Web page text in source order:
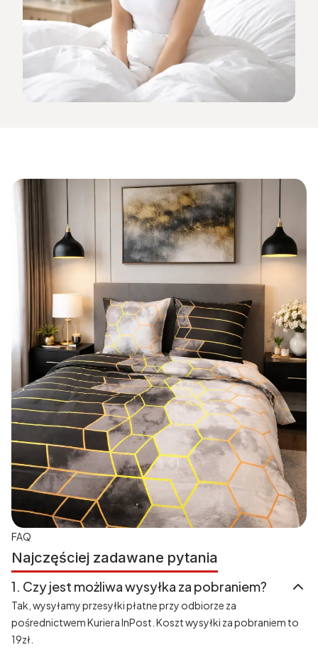
FAQ
Najczęściej zadawane pytania
1. Czy jest możliwa wysyłka za pobraniem?
Tak, wysyłamy przesyłki płatne przy odbiorze za
pośrednictwem Kuriera InPost. Koszt wysyłki za pobraniem to
19zł.